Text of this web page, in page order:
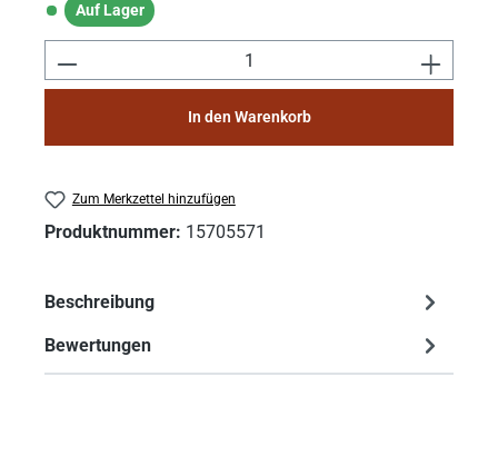
Auf Lager
Auf Lager
Produkt Anzahl: Gib den gewünschten
In den Warenkorb
Zum Merkzettel hinzufügen
Produktnummer: 15705571
Beschreibung
Bewertungen